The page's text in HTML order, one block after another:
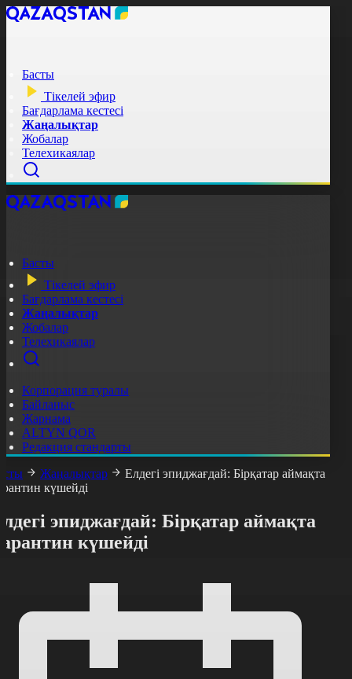
Басты
Тікелей эфир
Бағдарлама кестесі
Жаңалықтар
Жобалар
Телехикаялар
Басты
Тікелей эфир
Бағдарлама кестесі
Жаңалықтар
Жобалар
Телехикаялар
Корпорация туралы
Байланыс
Жарнама
ALTYN QOR
Редакция стандарты
Жаңалықтар
Елдегі эпиджағдай: Бірқатар аймақта
күшейді
эпиджағдай: Бірқатар аймақта
күшейді